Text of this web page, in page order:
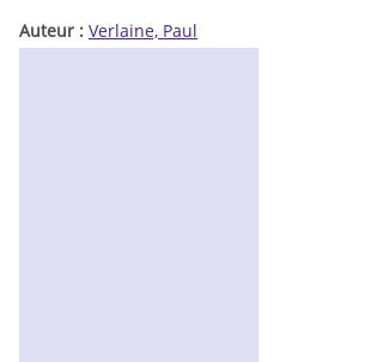
Auteur : Verlaine, Paul